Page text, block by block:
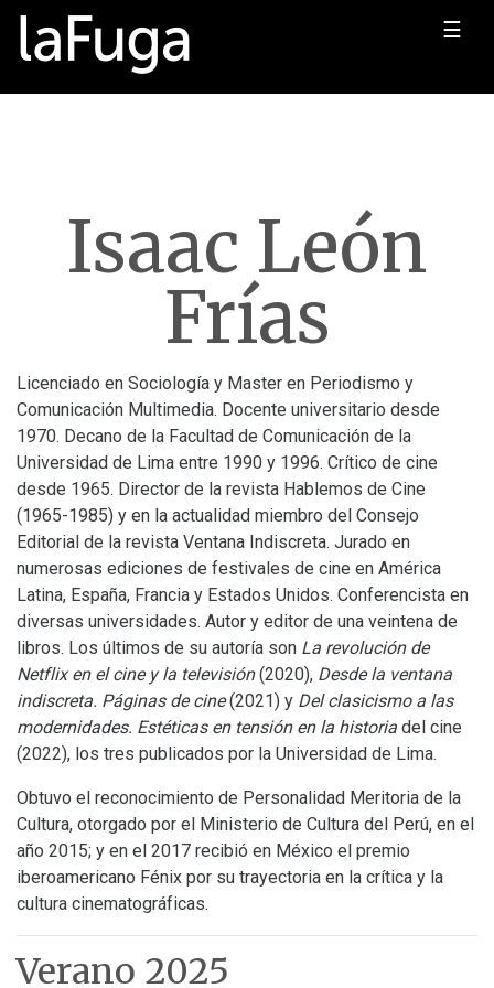
☰
Isaac León
Frías
Licenciado en Sociología y Master en Periodismo y
Comunicación Multimedia. Docente universitario desde
1970. Decano de la Facultad de Comunicación de la
Universidad de Lima entre 1990 y 1996. Crítico de cine
desde 1965. Director de la revista Hablemos de Cine
(1965-1985) y en la actualidad miembro del Consejo
Editorial de la revista Ventana Indiscreta. Jurado en
numerosas ediciones de festivales de cine en América
Latina, España, Francia y Estados Unidos. Conferencista en
diversas universidades. Autor y editor de una veintena de
libros. Los últimos de su autoría son La revolución de
Netflix en el cine y la televisión (2020), Desde la ventana
indiscreta. Páginas de cine (2021) y Del clasicismo a las
modernidades. Estéticas en tensión en la historia del cine
(2022), los tres publicados por la Universidad de Lima.
Obtuvo el reconocimiento de Personalidad Meritoria de la
Cultura, otorgado por el Ministerio de Cultura del Perú, en el
año 2015; y en el 2017 recibió en México el premio
iberoamericano Fénix por su trayectoria en la crítica y la
cultura cinematográficas.
Verano 2025